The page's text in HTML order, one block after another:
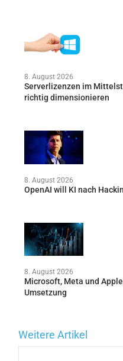
8. August 2026
Serverlizenzen im
richtig dimensionieren
8. August 2026
OpenAI will KI nach
8. August 2026
Microsoft, Meta und
Umsetzung
Weitere Artikel